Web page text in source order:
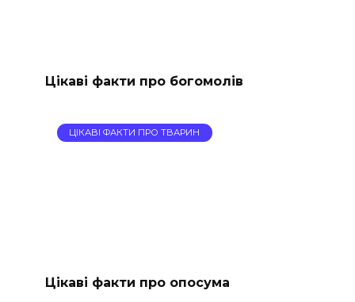
Цікаві факти про богомолів
ЦІКАВІ ФАКТИ ПРО ТВАРИН
Цікаві факти про опосума